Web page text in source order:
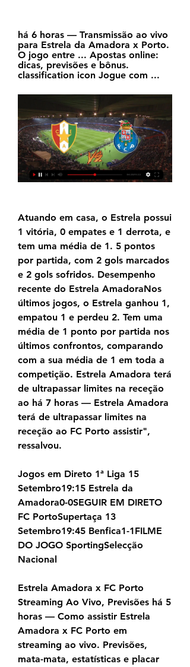
há 6 horas — Transmissão ao vivo
para Estrela da Amadora x Porto.
O jogo entre ... Apostas online:
dicas, previsões e bônus.
classification icon Jogue com ...
Atuando em casa, o Estrela possui
1 vitória, 0 empates e 1 derrota, e
tem uma média de 1. 5 pontos
por partida, com 2 gols marcados
e 2 gols sofridos. Desempenho
recente do Estrela AmadoraNos
últimos jogos, o Estrela ganhou 1,
empatou 1 e perdeu 2. Tem uma
média de 1 ponto por partida nos
últimos confrontos, comparando
com a sua média de 1 em toda a
competição. Estrela Amadora terá
de ultrapassar limites na receção
ao há 7 horas — Estrela Amadora
terá de ultrapassar limites na
receção ao FC Porto assistir",
ressalvou.
Jogos em Direto 1ª Liga 15
Setembro19:15 Estrela da
Amadora0-0SEGUIR EM DIRETO
FC PortoSupertaça 13
Setembro19:45 Benfica1-1FILME
DO JOGO SportingSelecção
Nacional
Estrela Amadora x FC Porto
Streaming Ao Vivo, Previsões há 5
horas — Como assistir Estrela
Amadora x FC Porto em
streaming ao vivo. Previsões,
mata-mata, estatísticas e placar